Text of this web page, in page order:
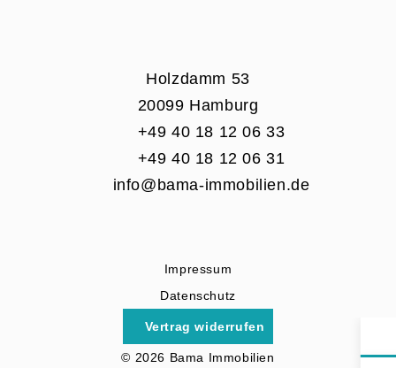
Holzdamm 53
20099 Hamburg
+49 40 18 12 06 33
+49 40 18 12 06 31
info@bama-immobilien.de
© 2026 Bama Immobilien
Impressum
Datenschutz
Vertrag widerrufen